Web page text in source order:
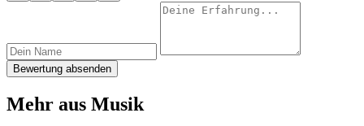
Bewertung absenden
Mehr aus Musik